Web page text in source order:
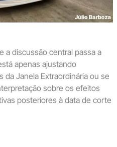
a discussão central passa a
apenas ajustando
Janela Extraordinária ou se
sobre os efeitos
posteriores à data de corte